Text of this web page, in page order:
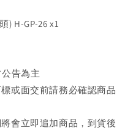
) H-GP-26 x1
告為主
或面交前請務必確認商品
會立即追加商品，到貨後